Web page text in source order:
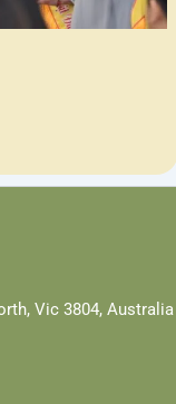
Vic 3804, Australia
Facebook YouTube